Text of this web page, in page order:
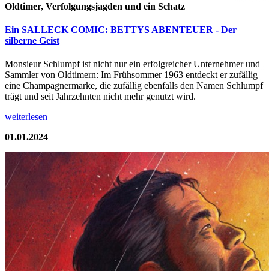
Oldtimer, Verfolgungsjagden und ein Schatz
Ein SALLECK COMIC: BETTYS ABENTEUER - Der
silberne Geist
Monsieur Schlumpf ist nicht nur ein erfolgreicher Unternehmer und
Sammler von Oldtimern: Im Frühsommer 1963 entdeckt er zufällig
eine Champagnermarke, die zufällig ebenfalls den Namen Schlumpf
trägt und seit Jahrzehnten nicht mehr genutzt wird.
weiterlesen
01.01.2024